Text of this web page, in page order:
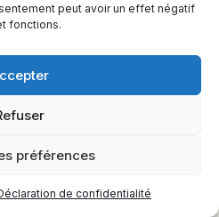
peut avoir un effet négatif
fonctions.
préférences
de confidentialité